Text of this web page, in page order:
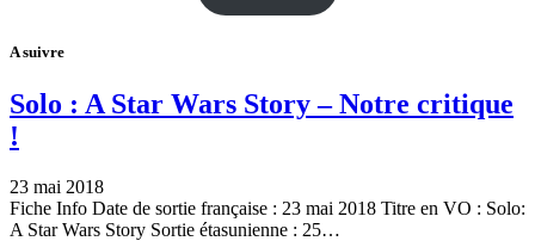
A suivre
Solo : A Star Wars Story – Notre critique
!
23 mai 2018
Fiche Info Date de sortie française : 23 mai 2018 Titre en VO : Solo:
A Star Wars Story Sortie étasunienne : 25…